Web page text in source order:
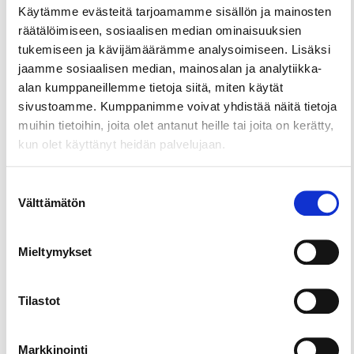
Käytämme evästeitä tarjoamamme sisällön ja mainosten
räätälöimiseen, sosiaalisen median ominaisuuksien
tukemiseen ja kävijämäärämme analysoimiseen. Lisäksi
jaamme sosiaalisen median, mainosalan ja analytiikka-
alan kumppaneillemme tietoja siitä, miten käytät
sivustoamme. Kumppanimme voivat yhdistää näitä tietoja
muihin tietoihin, joita olet antanut heille tai joita on kerätty,
kun olet käyttänyt heidän palvelujaan.
valinta
Välttämätön
Mieltymykset
Tilastot
Markkinointi
akryylimaalia kaadetaan kankaalle tai muulle
pinnalle niin, että värit virtaavat ja sekoittuvat
vapaasti muodostaen ainutlaatuisia, abstrakteja
kuvioita.
Perusidea on, että akryylimaalit ohennetaan
kaatotekniikkaa varten, jotta ne virtaavat helposti.
Maalit voivat olla yksittäisiä värejä tai kerrostettuja
• Kaadetaan suoraan kankaalle (esimerkiksi
• Käytetään ”flip cup” -tekniikkaa, jossa kupillinen
muodostavat monimutkaisia kuvioita, soluja ja